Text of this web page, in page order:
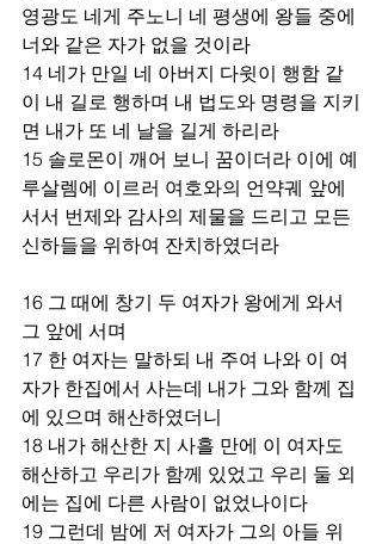
영광도 네게 주노니 네 평생에 왕들 중에
너와 같은 자가 없을 것이라
14 네가 만일 네 아버지 다윗이 행함 같
이 내 길로 행하며 내 법도와 명령을 지키
면 내가 또 네 날을 길게 하리라
15 솔로몬이 깨어 보니 꿈이더라 이에 예
루살렘에 이르러 여호와의 언약궤 앞에
서서 번제와 감사의 제물을 드리고 모든
신하들을 위하여 잔치하였더라
16 그 때에 창기 두 여자가 왕에게 와서
그 앞에 서며
17 한 여자는 말하되 내 주여 나와 이 여
자가 한집에서 사는데 내가 그와 함께 집
에 있으며 해산하였더니
18 내가 해산한 지 사흘 만에 이 여자도
해산하고 우리가 함께 있었고 우리 둘 외
에는 집에 다른 사람이 없었나이다
19 그런데 밤에 저 여자가 그의 아들 위